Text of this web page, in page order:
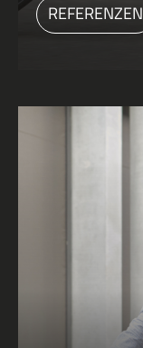
REFERENZEN